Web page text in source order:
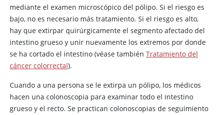
mediante el examen microscópico del pólipo. Si el riesgo es
bajo, no es necesario más tratamiento. Si el riesgo es alto,
hay que extirpar quirúrgicamente el segmento afectado del
intestino grueso y unir nuevamente los extremos por donde
se ha cortado el intestino (véase también Tratamiento del
cáncer colorrectal).
Cuando a una persona se le extirpa un pólipo, los médicos
hacen una colonoscopia para examinar todo el intestino
grueso y el recto. Se practican colonoscopias de seguimiento